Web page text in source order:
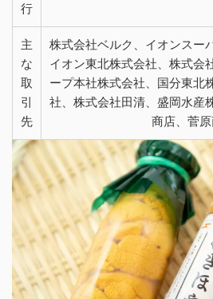
行
主
な
取
引
先
株式会社ベルク、イオンスー
イオン東北株式会社、株式会
ープ本社株式会社、国分東北
社、株式会社田清、盛岡水産
商店、菅